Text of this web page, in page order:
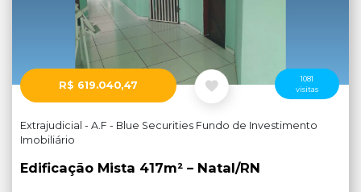
R$ 619.040,47
1081
visitas
Extrajudicial - A.F - Blue Securities Fundo de Investimento
Imobiliário
Edificação Mista 417m² – Natal/RN